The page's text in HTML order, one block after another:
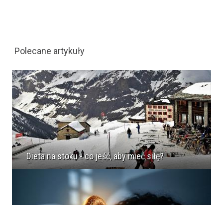
Polecane artykuły
Dieta na stoku - co jeść, aby mieć siłę?